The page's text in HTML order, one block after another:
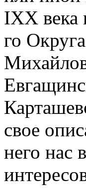
IXX века
го
свое
него нас